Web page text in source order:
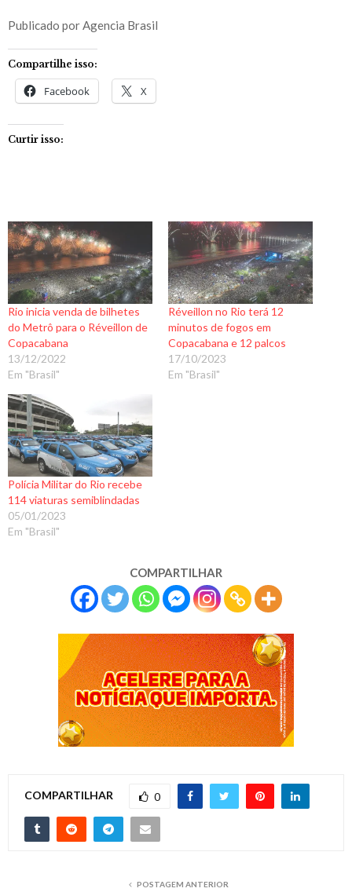
Publicado por Agencia Brasil
Compartilhe isso:
Facebook X
Curtir isso:
Rio inicia venda de bilhetes
do Metrô para o Réveillon de
Copacabana
13/12/2022
Em "Brasil"
Réveillon no Rio terá 12
minutos de fogos em
Copacabana e 12 palcos
17/10/2023
Em "Brasil"
Polícia Militar do Rio recebe
114 viaturas semiblindadas
05/01/2023
Em "Brasil"
COMPARTILHAR
COMPARTILHAR 0
POSTAGEM ANTERIOR